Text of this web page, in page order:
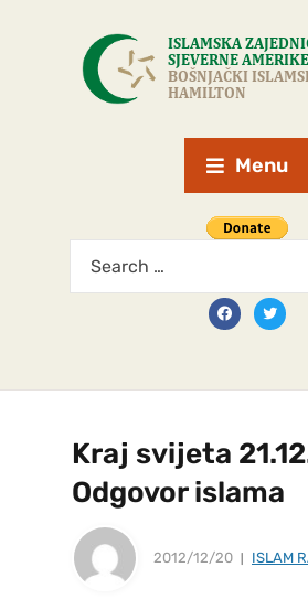
Menu
Kraj svijeta
Odgovor islama
2012/12/20 ISLAM